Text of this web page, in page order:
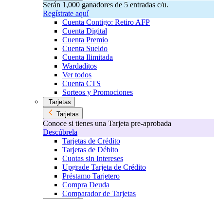
Serán 1,000 ganadores de 5 entradas c/u.
Regístrate aquí
Cuenta Contigo: Retiro AFP
Cuenta Digital
Cuenta Premio
Cuenta Sueldo
Cuenta Ilimitada
Wardaditos
Ver todos
Cuenta CTS
Sorteos y Promociones
Tarjetas
Tarjetas
Conoce si tienes una Tarjeta pre-aprobada
Descúbrela
Tarjetas de Crédito
Tarjetas de Débito
Cuotas sin Intereses
Upgrade Tarjeta de Crédito
Préstamo Tarjetero
Compra Deuda
Comparador de Tarjetas